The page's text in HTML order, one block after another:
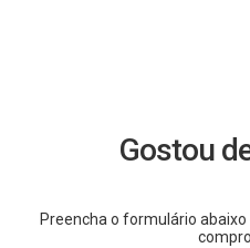
Gostou
Preencha o formulário